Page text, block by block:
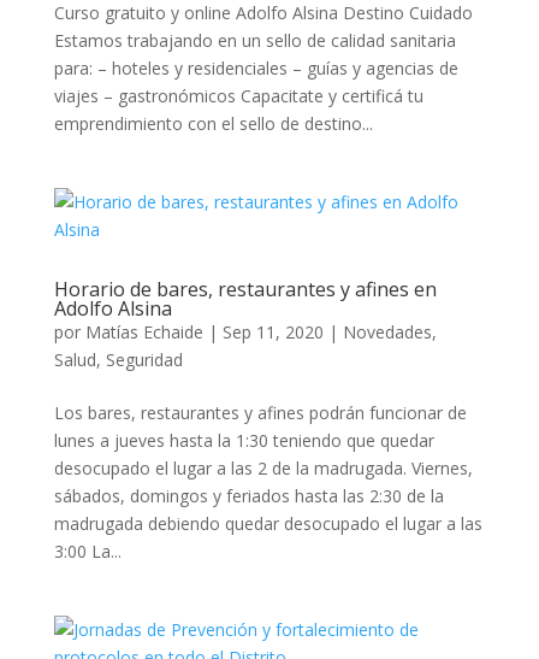
Curso gratuito y online Adolfo Alsina Destino Cuidado
Estamos trabajando en un sello de calidad sanitaria
para: – hoteles y residenciales – guías y agencias de
viajes – gastronómicos Capacitate y certificá tu
emprendimiento con el sello de destino...
Horario de bares, restaurantes y afines en
Adolfo Alsina
por Matías Echaide | Sep 11, 2020 | Novedades,
Salud, Seguridad
Los bares, restaurantes y afines podrán funcionar de
lunes a jueves hasta la 1:30 teniendo que quedar
desocupado el lugar a las 2 de la madrugada. Viernes,
sábados, domingos y feriados hasta las 2:30 de la
madrugada debiendo quedar desocupado el lugar a las
3:00 La...